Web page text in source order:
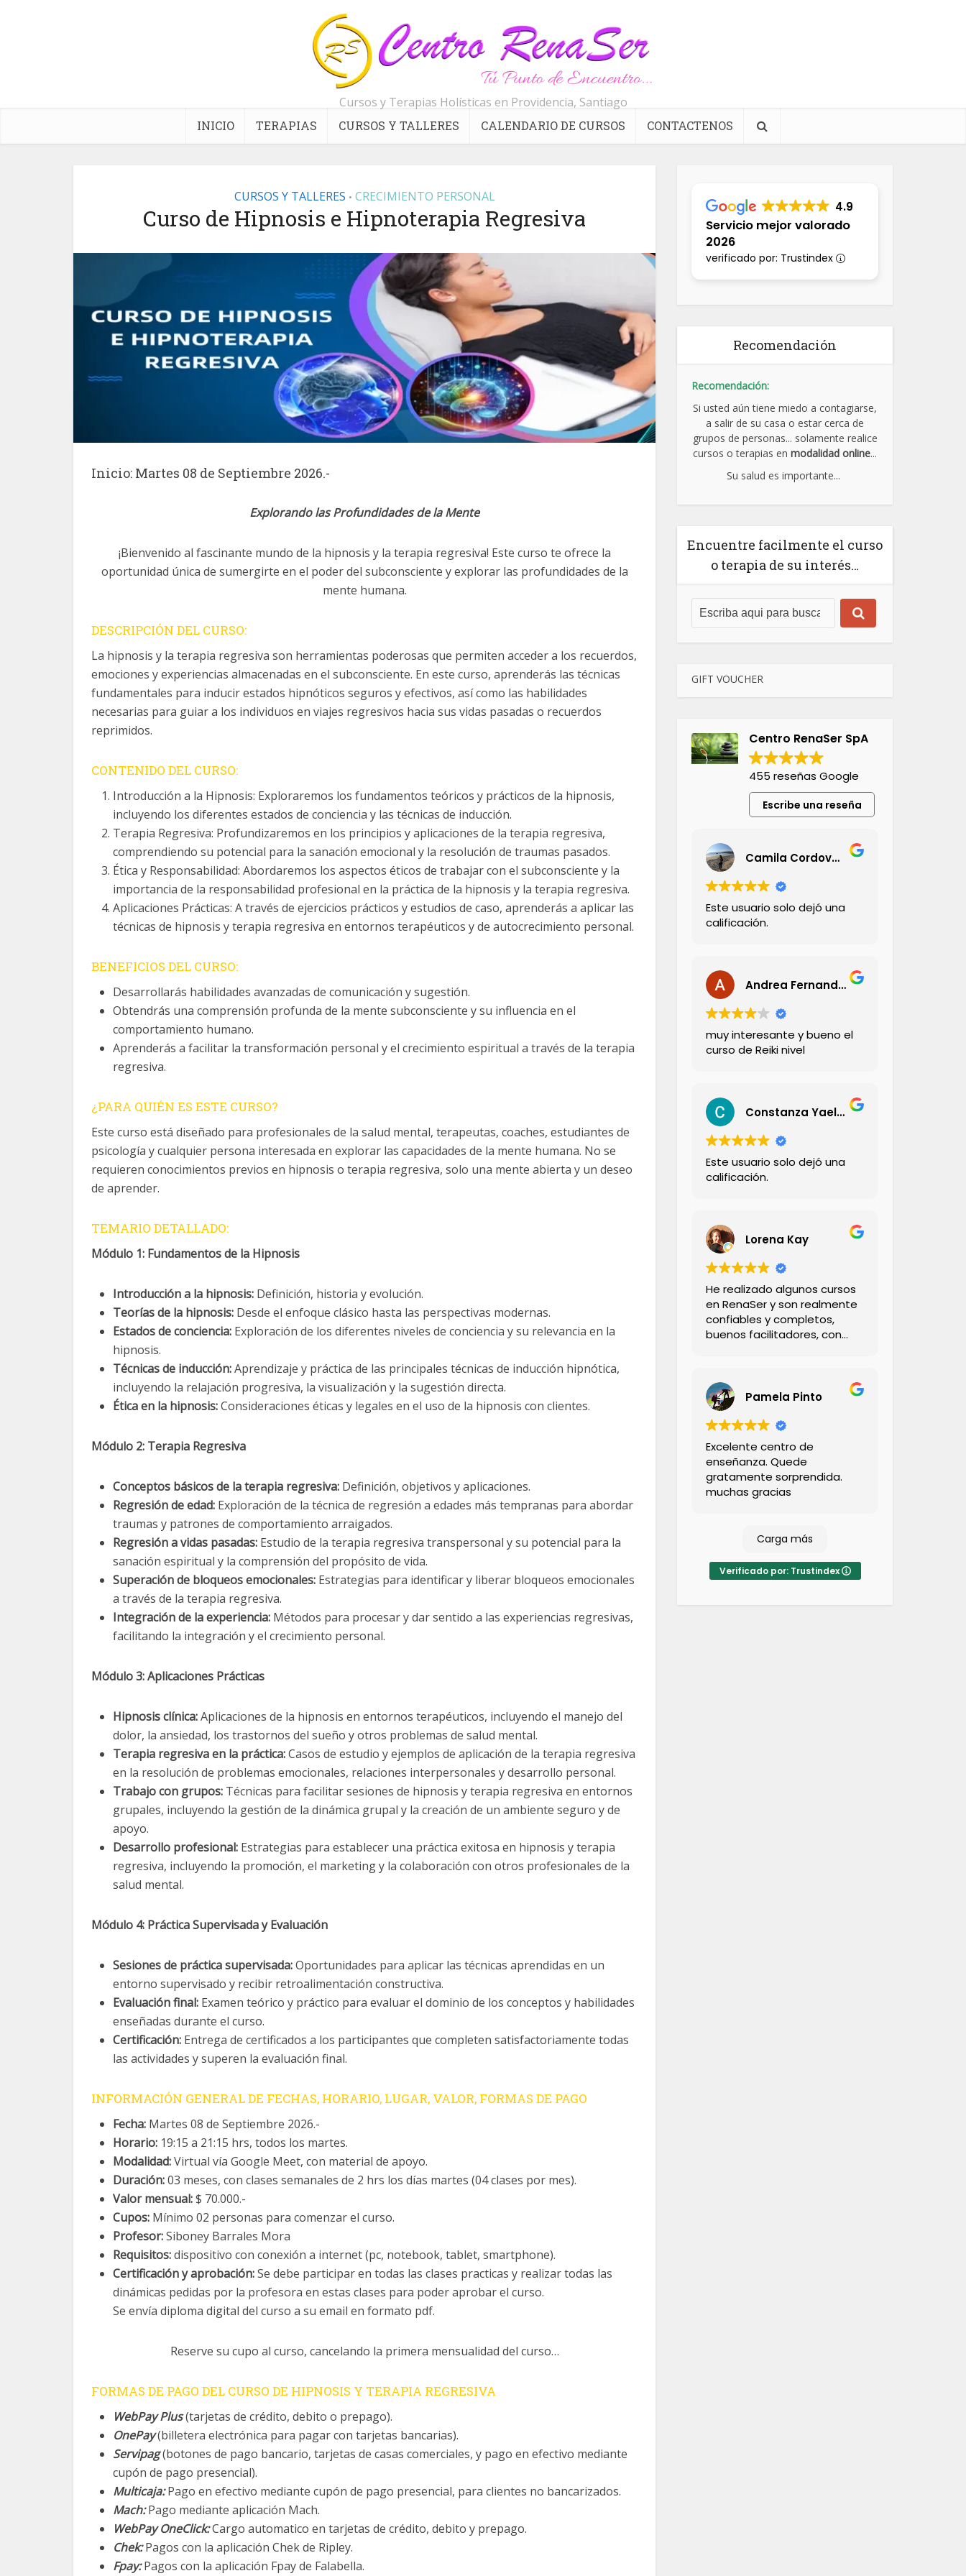
Cursos y Terapias Holísticas en Providencia, Santiago
INICIO TERAPIAS CURSOS Y TALLERES CALENDARIO DE CURSOS CONTACTENOS
CURSOS Y TALLERES • CRECIMIENTO PERSONAL
Curso de Hipnosis e Hipnoterapia Regresiva
Inicio: Martes 08 de Septiembre 2026.-
Explorando las Profundidades de la Mente
¡Bienvenido al fascinante mundo de la hipnosis y la terapia regresiva! Este curso te ofrece la
oportunidad única de sumergirte en el poder del subconsciente y explorar las profundidades de la
mente humana.
DESCRIPCIÓN DEL CURSO:
La hipnosis y la terapia regresiva son herramientas poderosas que permiten acceder a los recuerdos,
emociones y experiencias almacenadas en el subconsciente. En este curso, aprenderás las técnicas
fundamentales para inducir estados hipnóticos seguros y efectivos, así como las habilidades
necesarias para guiar a los individuos en viajes regresivos hacia sus vidas pasadas o recuerdos
reprimidos.
CONTENIDO DEL CURSO:
Introducción a la Hipnosis: Exploraremos los fundamentos teóricos y prácticos de la hipnosis,
incluyendo los diferentes estados de conciencia y las técnicas de inducción.
Terapia Regresiva: Profundizaremos en los principios y aplicaciones de la terapia regresiva,
comprendiendo su potencial para la sanación emocional y la resolución de traumas pasados.
Ética y Responsabilidad: Abordaremos los aspectos éticos de trabajar con el subconsciente y la
importancia de la responsabilidad profesional en la práctica de la hipnosis y la terapia regresiva.
Aplicaciones Prácticas: A través de ejercicios prácticos y estudios de caso, aprenderás a aplicar las
técnicas de hipnosis y terapia regresiva en entornos terapéuticos y de autocrecimiento personal.
BENEFICIOS DEL CURSO:
Desarrollarás habilidades avanzadas de comunicación y sugestión.
Obtendrás una comprensión profunda de la mente subconsciente y su influencia en el
comportamiento humano.
Aprenderás a facilitar la transformación personal y el crecimiento espiritual a través de la terapia
regresiva.
¿PARA QUIÉN ES ESTE CURSO?
Este curso está diseñado para profesionales de la salud mental, terapeutas, coaches, estudiantes de
psicología y cualquier persona interesada en explorar las capacidades de la mente humana. No se
requieren conocimientos previos en hipnosis o terapia regresiva, solo una mente abierta y un deseo
de aprender.
TEMARIO DETALLADO:
Módulo 1: Fundamentos de la Hipnosis
Introducción a la hipnosis: Definición, historia y evolución.
Teorías de la hipnosis: Desde el enfoque clásico hasta las perspectivas modernas.
Estados de conciencia: Exploración de los diferentes niveles de conciencia y su relevancia en la
hipnosis.
Técnicas de inducción:Aprendizaje y práctica de las principales técnicas de inducción hipnótica,
incluyendo la relajación progresiva, la visualización y la sugestión directa.
Ética en la hipnosis:Consideraciones éticas y legales en el uso de la hipnosis con clientes.
Módulo 2: Terapia Regresiva
Conceptos básicos de la terapia regresiva: Definición, objetivos y aplicaciones.
Regresión de edad: Exploración de la técnica de regresión a edades más tempranas para abordar
traumas y patrones de comportamiento arraigados.
Regresión a vidas pasadas: Estudio de la terapia regresiva transpersonal y su potencial para la
sanación espiritual y la comprensión del propósito de vida.
Superación de bloqueos emocionales: Estrategias para identificar y liberar bloqueos emocionales
a través de la terapia regresiva.
Integración de la experiencia: Métodos para procesar y dar sentido a las experiencias regresivas,
facilitando la integración y el crecimiento personal.
Módulo 3: Aplicaciones Prácticas
Hipnosis clínica:Aplicaciones de la hipnosis en entornos terapéuticos, incluyendo el manejo del
dolor, la ansiedad, los trastornos del sueño y otros problemas de salud mental.
Terapia regresiva en la práctica:Casos de estudio y ejemplos de aplicación de la terapia regresiva
en la resolución de problemas emocionales, relaciones interpersonales y desarrollo personal.
Trabajo con grupos: Técnicas para facilitar sesiones de hipnosis y terapia regresiva en entornos
grupales, incluyendo la gestión de la dinámica grupal y la creación de un ambiente seguro y de
apoyo.
Desarrollo profesional: Estrategias para establecer una práctica exitosa en hipnosis y terapia
regresiva, incluyendo la promoción, el marketing y la colaboración con otros profesionales de la
salud mental.
Módulo 4: Práctica Supervisada y Evaluación
Sesiones de práctica supervisada:Oportunidades para aplicar las técnicas aprendidas en un
entorno supervisado y recibir retroalimentación constructiva.
Evaluación final: Examen teórico y práctico para evaluar el dominio de los conceptos y habilidades
enseñadas durante el curso.
Certificación: Entrega de certificados a los participantes que completen satisfactoriamente todas
las actividades y superen la evaluación final.
INFORMACIÓN GENERAL DE FECHAS, HORARIO, LUGAR, VALOR, FORMAS DE PAGO
Fecha: Martes 08 de Septiembre 2026.-
Horario: 19:15 a 21:15 hrs, todos los martes.
Modalidad:Virtual vía Google Meet, con material de apoyo.
Duración:03 meses, con clases semanales de 2 hrs los días martes (04 clases por mes).
Valor mensual:$ 70.000.-
Cupos: Mínimo 02 personas para comenzar el curso.
Profesor:Siboney Barrales Mora
Requisitos:dispositivo con conexión a internet (pc, notebook, tablet, smartphone).
Certificación y aprobación:Se debe participar en todas las clases practicas y realizar todas las
dinámicas pedidas por la profesora en estas clases para poder aprobar el curso.
Se envía diploma digital del curso a su email en formato pdf.
Reserve su cupo al curso, cancelando la primera mensualidad del curso…
FORMAS DE PAGO DEL CURSO DE HIPNOSIS Y TERAPIA REGRESIVA
WebPay Plus(tarjetas de crédito, debito o prepago).
OnePay(billetera electrónica para pagar con tarjetas bancarias).
Servipag(botones de pago bancario, tarjetas de casas comerciales, y pago en efectivo mediante
cupón de pago presencial).
Multicaja:Pago en efectivo mediante cupón de pago presencial, para clientes no bancarizados.
Mach:Pago mediante aplicación Mach.
WebPay OneClick:Cargo automatico en tarjetas de crédito, debito y prepago.
Chek:Pagos con la aplicación Chek de Ripley.
Fpay:Pagos con la aplicación Fpay de Falabella.
4.9
Servicio mejor valorado
2026
verificado por: Trustindex
Recomendación
Recomendación:
Si usted aún tiene miedo a contagiarse,
a salir de su casa o estar cerca de
grupos de personas... solamente realice
cursos o terapias en modalidad online...
Su salud es importante...
Encuentre facilmente el curso
o terapia de su interés…
GIFT VOUCHER
Centro RenaSer SpA
455 reseñas Google
Escribe una reseña
Camila Cordovez Olivares
Este usuario solo dejó una
calificación.
Andrea Fernandez
muy interesante y bueno el
curso de Reiki nivel
Constanza Yael Aravena Zambrano
Este usuario solo dejó una
calificación.
Lorena Kay
He realizado algunos cursos
en RenaSer y son realmente
confiables y completos,
buenos facilitadores, con
Pamela Pinto
Excelente centro de
enseñanza. Quede
gratamente sorprendida.
muchas gracias
Carga más
Verificado por: Trustindex